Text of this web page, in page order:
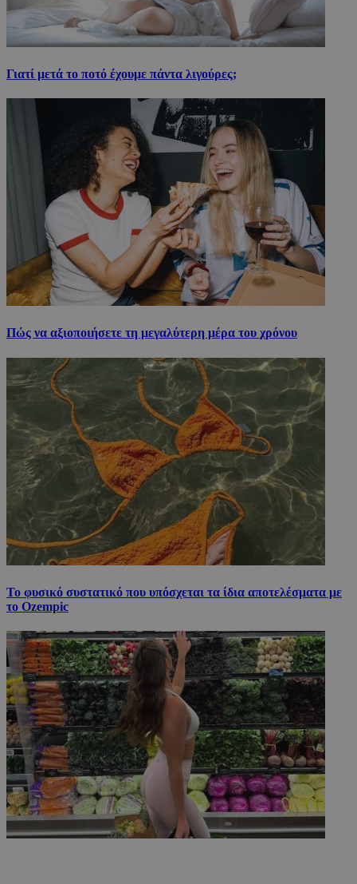
Γιατί μετά το ποτό έχουμε πάντα λιγούρες;
Πώς να αξιοποιήσετε τη μεγαλύτερη μέρα του χρόνου
Το φυσικό συστατικό που υπόσχεται τα ίδια αποτελέσματα με
το Ozempic